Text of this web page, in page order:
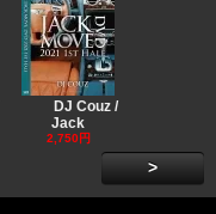
DJ Couz /
Jack
2,750円
>